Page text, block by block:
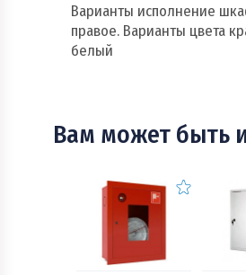
Варианты исполнение
правое. Варианты цвета
белый
Вам может быть